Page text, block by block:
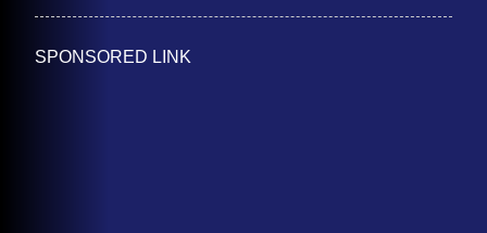
SPONSORED LINK